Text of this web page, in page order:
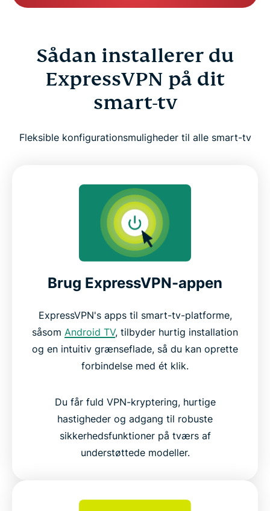
Sådan installerer du
ExpressVPN på dit
smart-tv
Fleksible konfigurationsmuligheder til alle smart-tv
Brug ExpressVPN-appen
ExpressVPN's apps til smart-tv-platforme,
såsom Android TV, tilbyder hurtig installation
og en intuitiv grænseflade, så du kan oprette
forbindelse med ét klik.
Du får fuld VPN-kryptering, hurtige
hastigheder og adgang til robuste
sikkerhedsfunktioner på tværs af
understøttede modeller.